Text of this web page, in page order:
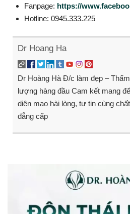
Fanpage: https://
Hotline: 0945.333.225
Dr Hoang Ha
Dr Hoàng Hà Đ/c làm đẹp –
lượng hàng đầu Cam kết mang
diện mạo hài lòng, tự tin cùng
đẳng cấp